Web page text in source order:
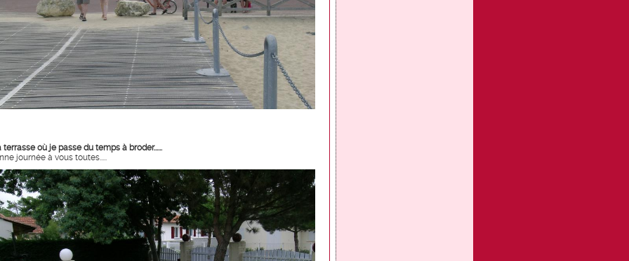
terrasse où je passe du temps à broder......
journée à vous toutes.....